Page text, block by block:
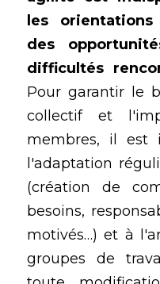
les
des
difficultés
Pour garantir le
collectif et
membres, il est
l'adaptation
(création de
besoins,
motivés…) et à
groupes de